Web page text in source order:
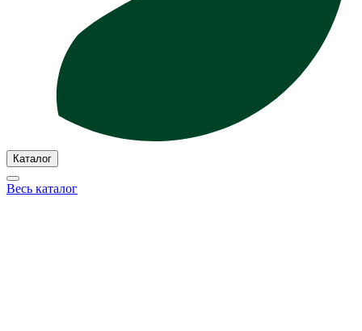
Каталог
Весь каталог